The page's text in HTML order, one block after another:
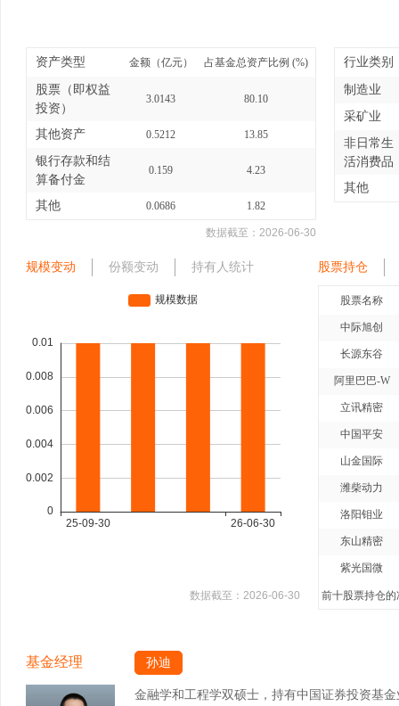
资产类型 金额（亿元） 占基金总资产比例 (%)
股票（即权益
投资）
3.0143 80.10
其他资产 0.5212 13.85
银行存款和结
算备付金
0.159 4.23
其他 0.0686 1.82
数据截至： 2026-06-30
行业类别
制造业
采矿业
非日常生
活消费品
其他
规模变动 份额变动 持有人统计
数据截至： 2026-06-30
股票持仓
股票名称
中际旭创
长源东谷
阿里巴巴-W
立讯精密
中国平安
山金国际
潍柴动力
洛阳钼业
东山精密
紫光国微
前十股票持仓的
基金经理 孙迪
金融学和工程学双硕士，持有中国证券投资基